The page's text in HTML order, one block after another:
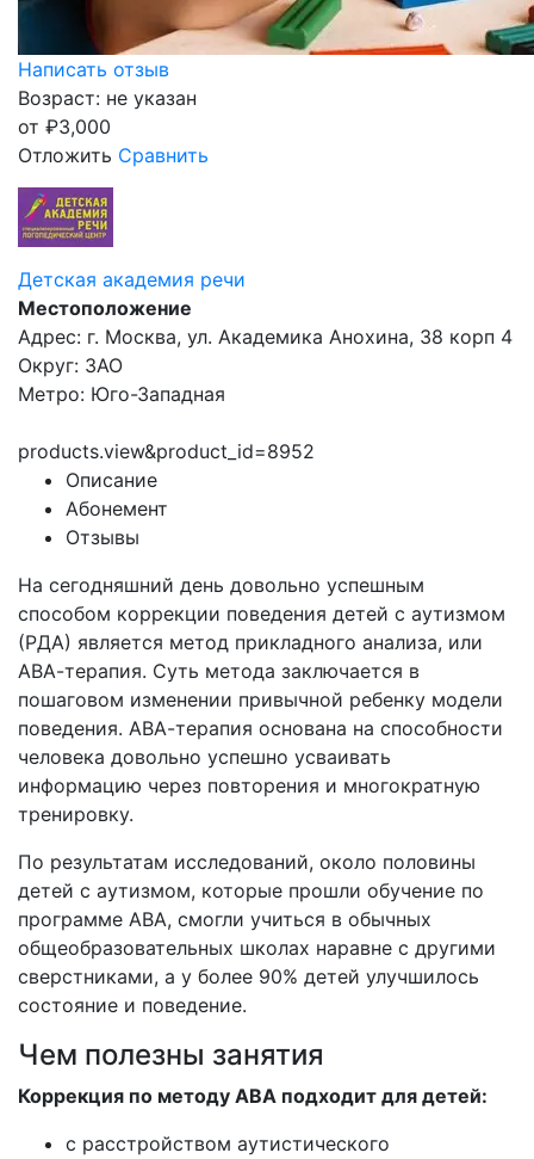
Написать отзыв
Возраст: не указан
от ₽3,000
Отложить Сравнить
Детская академия речи
Местоположение
Адрес: г. Москва, ул. Академика Анохина, 38 корп 4
Округ: ЗАО
Метро: Юго-Западная
products.view&product_id=8952
Описание
Абонемент
Отзывы
На сегодняшний день довольно успешным
способом коррекции поведения детей с аутизмом
(РДА) является метод прикладного анализа, или
АВА-терапия. Суть метода заключается в
пошаговом изменении привычной ребенку модели
поведения. АВА-терапия основана на способности
человека довольно успешно усваивать
информацию через повторения и многократную
тренировку.
По результатам исследований, около половины
детей с аутизмом, которые прошли обучение по
программе АВА, смогли учиться в обычных
общеобразовательных школах наравне с другими
сверстниками, а у более 90% детей улучшилось
состояние и поведение.
Чем полезны занятия
Коррекция по методу АВА подходит для детей:
с расстройством аутистического